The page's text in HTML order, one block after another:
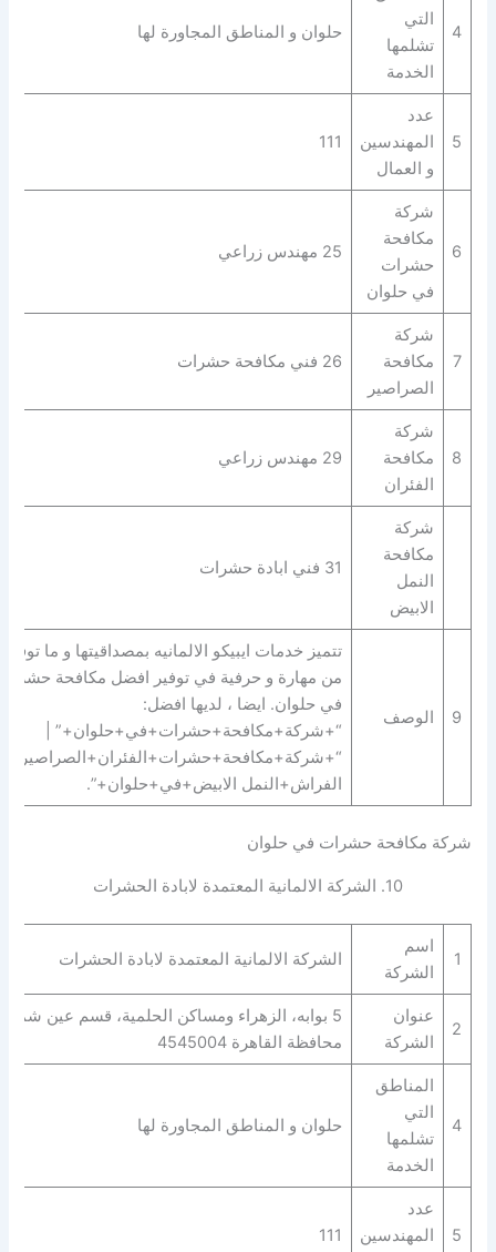
4
التي
تشلمها
الخدمة
حلوان و المناطق المجاورة لها
5
عدد
المهندسين
و العمال
111
6
شركة
مكافحة
حشرات
في حلوان
25 مهندس زراعي
7
شركة
مكافحة
الصراصير
26 فني مكافحة حشرات
8
شركة
مكافحة
الفئران
29 مهندس زراعي
شركة
مكافحة
النمل
الابيض
31 فني ابادة حشرات
9 الوصف
تتميز خدمات ايبيكو الالمانيه بمصداقيتها و ما توفره
من مهارة و حرفية في توفير افضل مكافحة
في حلوان. ايضا ، لديها افضل:
“+شركة+مكافحة+حشرات+في+حلوان+” |
الفراش+النمل الابيض+في+حلوان+”.
شركة مكافحة حشرات في حلوان
10. الشركة الالمانية المعتمدة لابادة الحشرات
1
اسم
الشركة
الشركة الالمانية المعتمدة لابادة الحشرات
2
عنوان
الشركة
5 بوابه، الزهراء ومساكن الحلمية، قسم عين
محافظة القاهرة‬ 4545004
4
المناطق
التي
تشلمها
الخدمة
حلوان و المناطق المجاورة لها
5
عدد
المهندسين
111